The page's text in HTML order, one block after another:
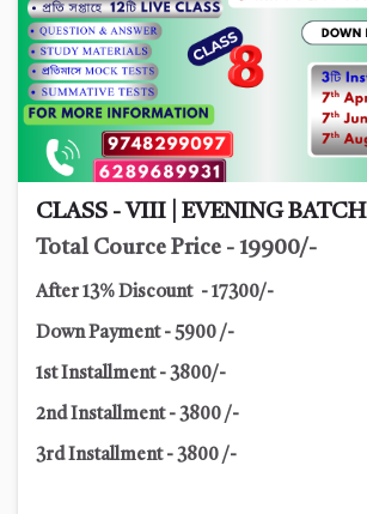
CLASS - VIII | EVENING BATCH
Total Cource Price - 19900/-
After 13% Discount - 17300/-
Down Payment - 5900 /-
1st Installment - 3800/-
2nd Installment - 3800 /-
3rd Installment - 3800 /-